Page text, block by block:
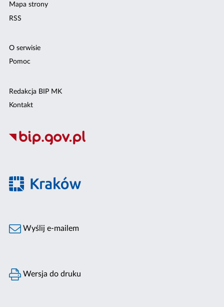
Mapa strony
RSS
O serwisie
Pomoc
Redakcja BIP MK
Kontakt
Wyślij e-mailem
Wersja do druku